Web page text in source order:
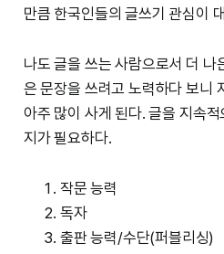
만큼 한국인들의 글쓰기 관심이
나도 글을 쓰는 사람으로서 더 나
은 문장을 쓰려고 노력하다 보니
아주 많이 사게 된다. 글을 지속
지가 필요하다.
작문 능력
독자
출판 능력/수단(퍼블리싱)